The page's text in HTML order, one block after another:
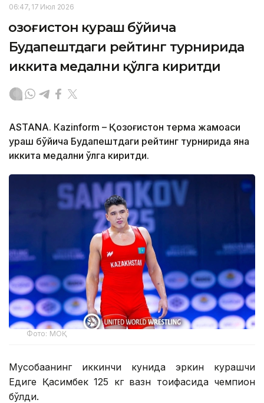
06:47, 17 Июл 2026
Қозоғистон кураш бўйича
Будапештдаги рейтинг турнирида
иккита медални қўлга киритди
ASTANА. Кazinform – Қозоғистон терма жамоаси
ураш бўйича Будапештдаги рейтинг турнирида яна
иккита медални қўлга киритди.
Фото: МОҚ
Мусобақанинг иккинчи кунида эркин курашчи
Едиге Қасимбек 125 кг вазн тоифасида чемпион
бўлди.